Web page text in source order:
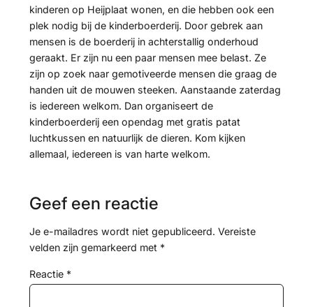
kinderen op Heijplaat wonen, en die hebben ook een
plek nodig bij de kinderboerderij. Door gebrek aan
mensen is de boerderij in achterstallig onderhoud
geraakt. Er zijn nu een paar mensen mee belast. Ze
zijn op zoek naar gemotiveerde mensen die graag de
handen uit de mouwen steeken. Aanstaande zaterdag
is iedereen welkom. Dan organiseert de
kinderboerderij een opendag met gratis patat
luchtkussen en natuurlijk de dieren. Kom kijken
allemaal, iedereen is van harte welkom.
Geef een reactie
Je e-mailadres wordt niet gepubliceerd. Vereiste
velden zijn gemarkeerd met *
Reactie *